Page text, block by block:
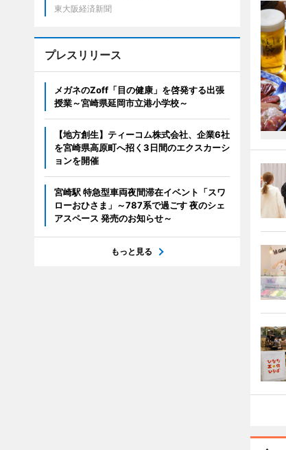
東大阪経済新聞
プレスリリース
メガネのZoff「目の健康」を啓発する出張
授業～宮崎県延岡市立港小学校～
【地方創生】ティーコム株式会社、企業6社
を宮崎県高原町へ招く3日間のエクスカーシ
ョンを開催
宮崎駅 特急型車両夜間滞在イベント「スワ
ローおひさま」～787系で過ごす 夜のシェ
アスペース 発売のお知らせ～
もっと見る